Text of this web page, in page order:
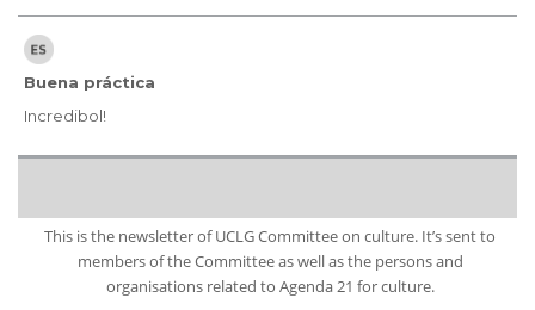
Buena práctica
Incredibol!
This is the newsletter of UCLG Committee on culture. It’s sent to
members of the Committee as well as the persons and
organisations related to Agenda 21 for culture.